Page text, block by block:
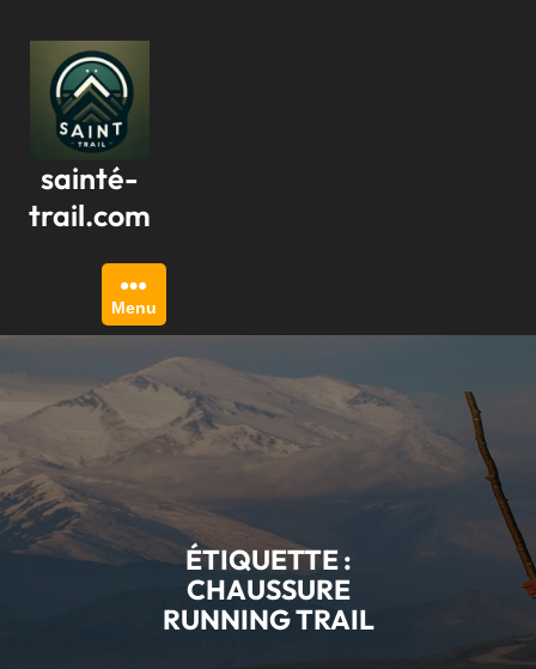
contenu
sainté-
trail.com
Menu
ÉTIQUETTE :
CHAUSSURE
RUNNING TRAIL